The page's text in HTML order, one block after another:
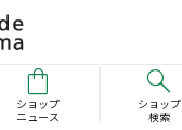
ショップ
ニュース
ショップ
検索